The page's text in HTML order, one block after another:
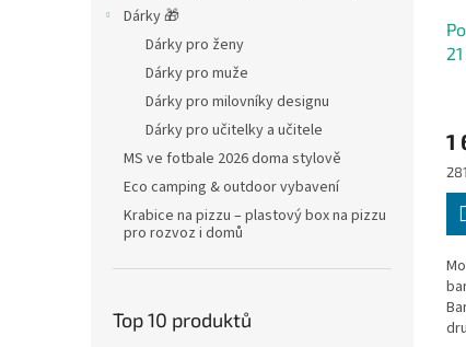
Dárky 🎁
Dárky pro ženy
Dárky pro muže
Dárky pro milovníky designu
Dárky pro učitelky a učitele
MS ve fotbale 2026 doma stylově
Eco camping & outdoor vybavení
Krabice na pizzu – plastový box na pizzu
pro rozvoz i domů
Top 10 produktů
1